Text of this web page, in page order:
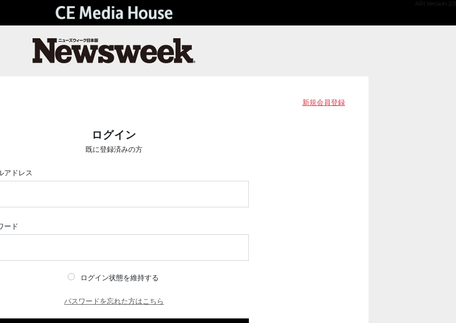
API Version 2.0
新規会員登録
ログイン
既に登録済みの方
アドレス
ード
ログイン状態を維持する
パスワードを忘れた方はこちら